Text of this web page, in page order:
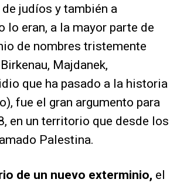
judíos y también a
lo eran, a la mayor parte de
de nombres tristemente
Majdanek,
que ha pasado a la historia
fue el gran argumento para
en un territorio que desde los
Palestina.
de un nuevo exterminio, el